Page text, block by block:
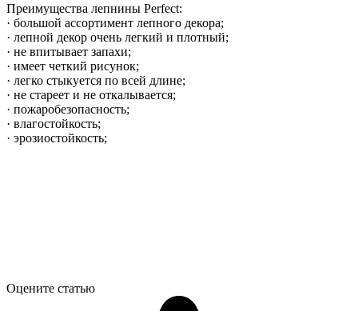
Преимущества лепнины Perfect:
· большой ассортимент лепного декора;
· лепной декор очень легкий и плотный;
· не впитывает запахи;
· имеет четкий рисунок;
· легко стыкуется по всей длине;
· не стареет и не откалывается;
· пожаробезопасность;
· влагостойкость;
· эрозиостойкость;
Оцените статью